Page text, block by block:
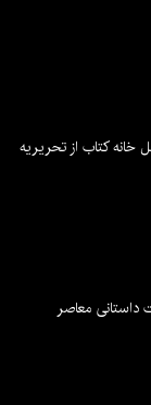
خانه کتاب از تحریریه
داستانی معاصر